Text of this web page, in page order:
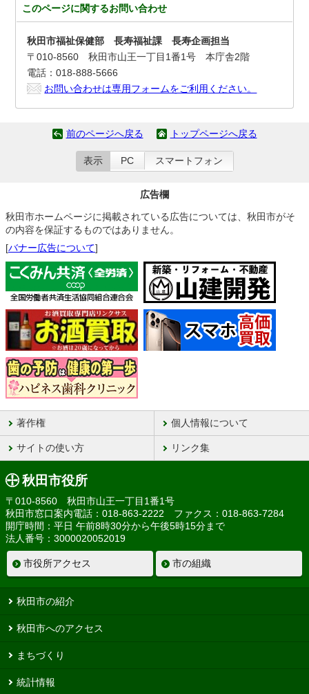
このページに関するお問い合わせ
秋田市福祉保健部 長寿福祉課 長寿企画担当
〒010-8560 秋田市山王一丁目1番1号 本庁舎2階
電話：018-888-5666
お問い合わせは専用フォームをご利用ください。
前のページへ戻る トップページへ戻る
表示 PC スマートフォン
広告欄
秋田市ホームページに掲載されている広告については、秋田市がそ
の内容を保証するものではありません。
[バナー広告について]
著作権 個人情報について
サイトの使い方 リンク集
秋田市役所
〒010-8560 秋田市山王一丁目1番1号
秋田市窓口案内電話：018-863-2222 ファクス：018-863-7284
開庁時間：平日 午前8時30分から午後5時15分まで
法人番号：3000020052019
市役所アクセス 市の組織
秋田市の紹介
秋田市へのアクセス
まちづくり
統計情報